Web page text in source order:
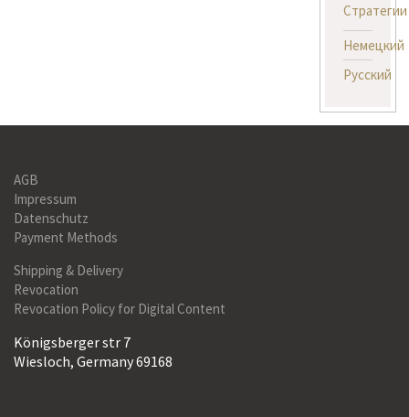
Стратегии
Немецкий
Русский
AGB
Impressum
Datenschutz
Payment Methods
Shipping & Delivery
Revocation
Revocation Policy for Digital Content
Königsberger str 7
Wiesloch, Germany 69168